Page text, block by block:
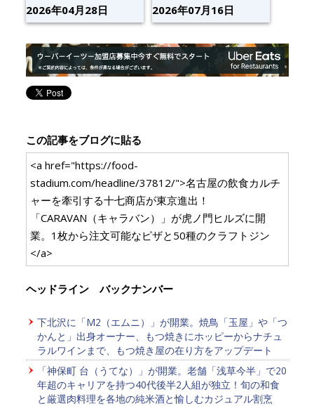
2026年04月28日 2026年07月16日
この記事をブログに貼る
<a href="https://food-
stadium.com/headline/37812/">名古屋の飲食カルチ
ャーを牽引する十七商店が東京進出！
「CARAVAN（キャラバン）」が虎ノ門ヒルズに開
業。1枚から注文可能なピザと50種のクラフトジン
</a>
ヘッドライン バックナンバー
下北沢に「M2（エムニ）」が開業。焼鳥「玉屋」や「つ
かんと」出身オーナー、もつ焼きにホッピーからナチュ
ラルワインまで、もつ焼き屋の在り方をアップデート
「神保町 台（うてな）」が開業。老舗「浅草今半」で20
年超のキャリアを持つ40代後半2人組が独立！旬の和食
と厳選肉料理を各地の純米酒と愉しむカジュアル割烹